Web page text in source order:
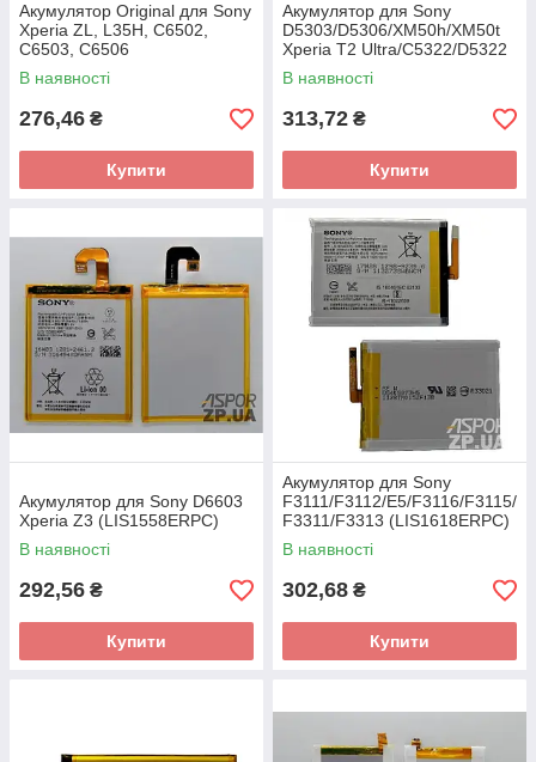
Акумулятор Original для Sony
Xperia ZL, L35H, C6502,
C6503, C6506
(LIS1501ERPC)
В наявності
276,46 ₴
Купити
Акумулятор для Sony
D5303/D5306/XM50h/XM50t
Xperia T2 Ultra/C5322/D5322
Xperia T2 Ultra Dual
(AGPB012)
В наявності
313,72 ₴
Купити
Акумулятор для Sony D6603
Xperia Z3 (LIS1558ERPC)
В наявності
292,56 ₴
Купити
Акумулятор для Sony
F3111/F3112/E5/F3116/F3115/
F3311/F3313 (LIS1618ERPC)
В наявності
302,68 ₴
Купити